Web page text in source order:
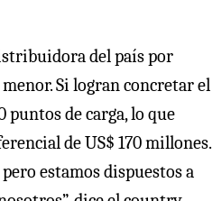
del país por
Si logran concretar el
puntos de carga, lo que
de US$ 170 millones.
estamos dispuestos a